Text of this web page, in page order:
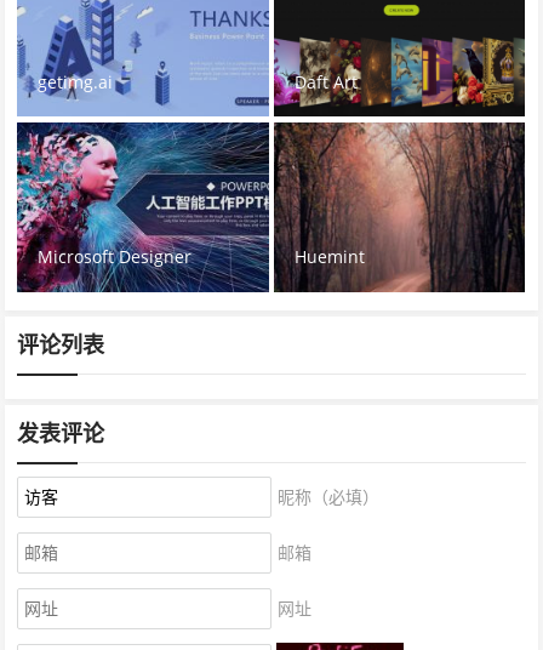
getimg.ai Daft Art
Microsoft Designer Huemint
评论列表
发表评论
昵称（必填）
邮箱
网址